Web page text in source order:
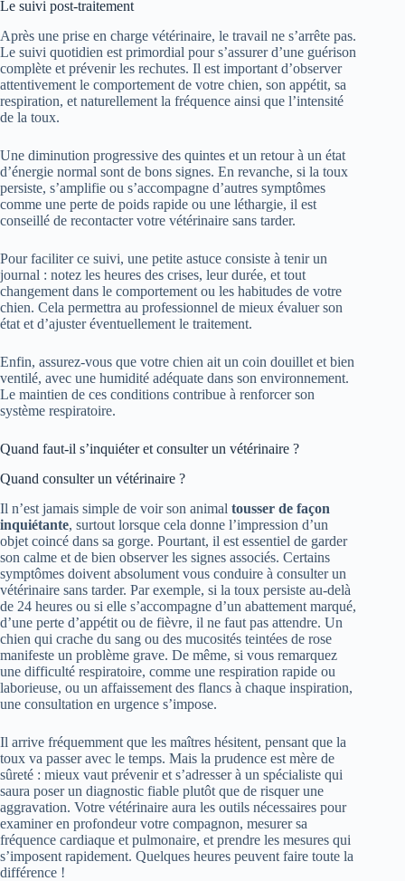
Le suivi post-traitement
Après une prise en charge vétérinaire, le travail ne s’arrête pas.
Le suivi quotidien est primordial pour s’assurer d’une guérison
complète et prévenir les rechutes. Il est important d’observer
attentivement le comportement de votre chien, son appétit, sa
respiration, et naturellement la fréquence ainsi que l’intensité
de la toux.
Une diminution progressive des quintes et un retour à un état
d’énergie normal sont de bons signes. En revanche, si la toux
persiste, s’amplifie ou s’accompagne d’autres symptômes
comme une perte de poids rapide ou une léthargie, il est
conseillé de recontacter votre vétérinaire sans tarder.
Pour faciliter ce suivi, une petite astuce consiste à tenir un
journal : notez les heures des crises, leur durée, et tout
changement dans le comportement ou les habitudes de votre
chien. Cela permettra au professionnel de mieux évaluer son
état et d’ajuster éventuellement le traitement.
Enfin, assurez-vous que votre chien ait un coin douillet et bien
ventilé, avec une humidité adéquate dans son environnement.
Le maintien de ces conditions contribue à renforcer son
système respiratoire.
Quand faut-il s’inquiéter et consulter un vétérinaire ?
Quand consulter un vétérinaire ?
Il n’est jamais simple de voir son animal tousser de façon
inquiétante, surtout lorsque cela donne l’impression d’un
objet coincé dans sa gorge. Pourtant, il est essentiel de garder
son calme et de bien observer les signes associés. Certains
symptômes doivent absolument vous conduire à consulter un
vétérinaire sans tarder. Par exemple, si la toux persiste au-delà
de 24 heures ou si elle s’accompagne d’un abattement marqué,
d’une perte d’appétit ou de fièvre, il ne faut pas attendre. Un
chien qui crache du sang ou des mucosités teintées de rose
manifeste un problème grave. De même, si vous remarquez
une difficulté respiratoire, comme une respiration rapide ou
laborieuse, ou un affaissement des flancs à chaque inspiration,
une consultation en urgence s’impose.
Il arrive fréquemment que les maîtres hésitent, pensant que la
toux va passer avec le temps. Mais la prudence est mère de
sûreté : mieux vaut prévenir et s’adresser à un spécialiste qui
saura poser un diagnostic fiable plutôt que de risquer une
aggravation. Votre vétérinaire aura les outils nécessaires pour
examiner en profondeur votre compagnon, mesurer sa
fréquence cardiaque et pulmonaire, et prendre les mesures qui
s’imposent rapidement. Quelques heures peuvent faire toute la
différence !